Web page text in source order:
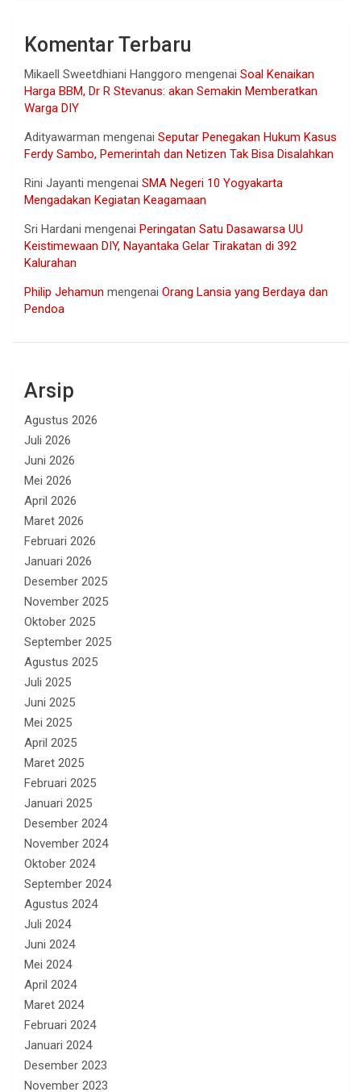
Komentar Terbaru
Mikaell Sweetdhiani Hanggoro mengenai Soal Kenaikan
Harga BBM, Dr R Stevanus: akan Semakin Memberatkan
Warga DIY
Adityawarman mengenai Seputar Penegakan Hukum Kasus
Ferdy Sambo, Pemerintah dan Netizen Tak Bisa Disalahkan
Rini Jayanti mengenai SMA Negeri 10 Yogyakarta
Mengadakan Kegiatan Keagamaan
Sri Hardani mengenai Peringatan Satu Dasawarsa UU
Keistimewaan DIY, Nayantaka Gelar Tirakatan di 392
Kalurahan
Philip Jehamun mengenai Orang Lansia yang Berdaya dan
Pendoa
Arsip
Agustus 2026
Juli 2026
Juni 2026
Mei 2026
April 2026
Maret 2026
Februari 2026
Januari 2026
Desember 2025
November 2025
Oktober 2025
September 2025
Agustus 2025
Juli 2025
Juni 2025
Mei 2025
April 2025
Maret 2025
Februari 2025
Januari 2025
Desember 2024
November 2024
Oktober 2024
September 2024
Agustus 2024
Juli 2024
Juni 2024
Mei 2024
April 2024
Maret 2024
Februari 2024
Januari 2024
Desember 2023
November 2023